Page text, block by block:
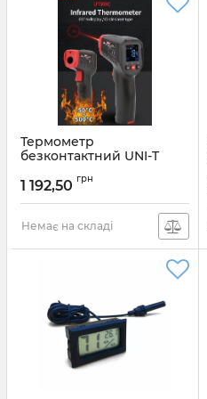
Термометр
безконтактний UNI-T
лазерний -50℃～500℃
Артикул: UT306C
1 192,50 грн
Немає на складі